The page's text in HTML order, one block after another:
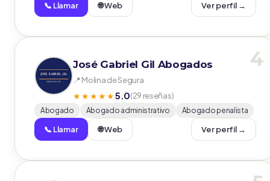
📞 Llamar 🌐 Web Ver perfil →
4
José Gabriel Gil Abogados
📍 Molina de Segura
★★★★★5.0(29 reseñas)
Abogado Abogado administrativo Abogado penalista
📞 Llamar 🌐 Web Ver perfil →